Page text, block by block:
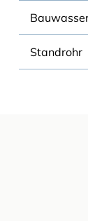
Standrohr